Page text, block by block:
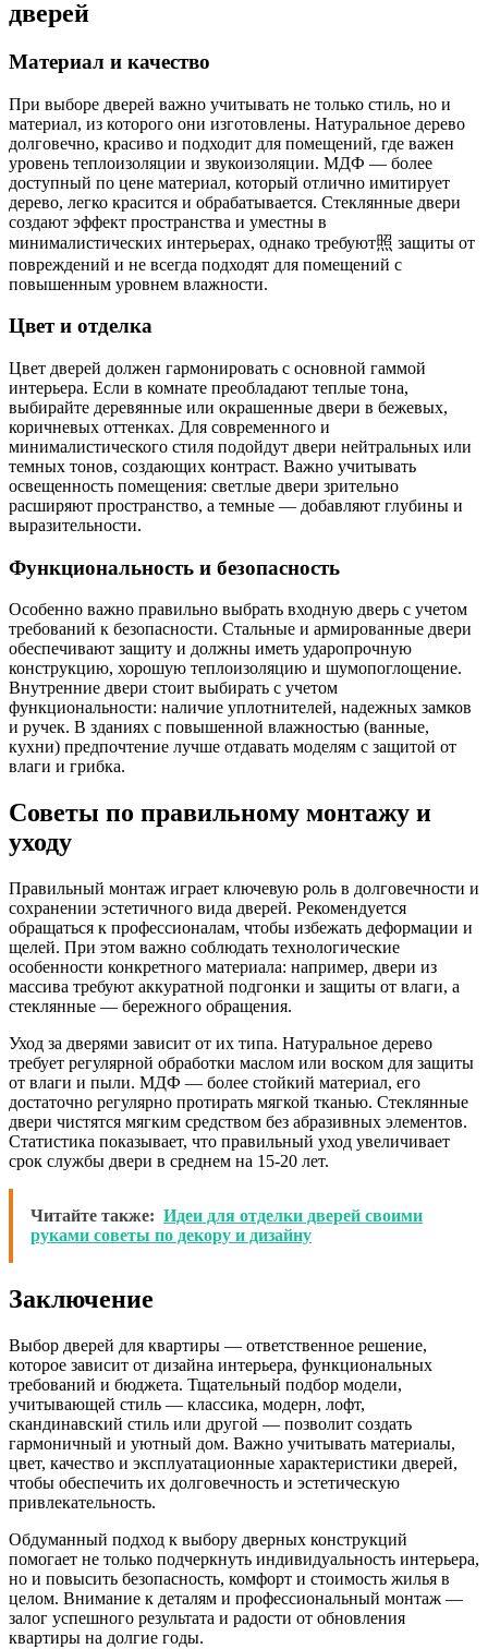
дверей
Материал и качество
При выборе дверей важно учитывать не только стиль, но и
материал, из которого они изготовлены. Натуральное дерево
долговечно, красиво и подходит для помещений, где важен
уровень теплоизоляции и звукоизоляции. МДФ — более
доступный по цене материал, который отлично имитирует
дерево, легко красится и обрабатывается. Стеклянные двери
создают эффект пространства и уместны в
минималистических интерьерах, однако требуют照 защиты от
повреждений и не всегда подходят для помещений с
повышенным уровнем влажности.
Цвет и отделка
Цвет дверей должен гармонировать с основной гаммой
интерьера. Если в комнате преобладают теплые тона,
выбирайте деревянные или окрашенные двери в бежевых,
коричневых оттенках. Для современного и
минималистического стиля подойдут двери нейтральных или
темных тонов, создающих контраст. Важно учитывать
освещенность помещения: светлые двери зрительно
расширяют пространство, а темные — добавляют глубины и
выразительности.
Функциональность и безопасность
Особенно важно правильно выбрать входную дверь с учетом
требований к безопасности. Стальные и армированные двери
обеспечивают защиту и должны иметь ударопрочную
конструкцию, хорошую теплоизоляцию и шумопоглощение.
Внутренние двери стоит выбирать с учетом
функциональности: наличие уплотнителей, надежных замков
и ручек. В зданиях с повышенной влажностью (ванные,
кухни) предпочтение лучше отдавать моделям с защитой от
влаги и грибка.
Советы по правильному монтажу и
уходу
Правильный монтаж играет ключевую роль в долговечности и
сохранении эстетичного вида дверей. Рекомендуется
обращаться к профессионалам, чтобы избежать деформации и
щелей. При этом важно соблюдать технологические
особенности конкретного материала: например, двери из
массива требуют аккуратной подгонки и защиты от влаги, а
стеклянные — бережного обращения.
Уход за дверями зависит от их типа. Натуральное дерево
требует регулярной обработки маслом или воском для защиты
от влаги и пыли. МДФ — более стойкий материал, его
достаточно регулярно протирать мягкой тканью. Стеклянные
двери чистятся мягким средством без абразивных элементов.
Статистика показывает, что правильный уход увеличивает
срок службы двери в среднем на 15-20 лет.
Читайте также: Идеи для отделки дверей своими
руками советы по декору и дизайну
Заключение
Выбор дверей для квартиры — ответственное решение,
которое зависит от дизайна интерьера, функциональных
требований и бюджета. Тщательный подбор модели,
учитывающей стиль — классика, модерн, лофт,
скандинавский стиль или другой — позволит создать
гармоничный и уютный дом. Важно учитывать материалы,
цвет, качество и эксплуатационные характеристики дверей,
чтобы обеспечить их долговечность и эстетическую
привлекательность.
Обдуманный подход к выбору дверных конструкций
помогает не только подчеркнуть индивидуальность интерьера,
но и повысить безопасность, комфорт и стоимость жилья в
целом. Внимание к деталям и профессиональный монтаж —
залог успешного результата и радости от обновления
квартиры на долгие годы.